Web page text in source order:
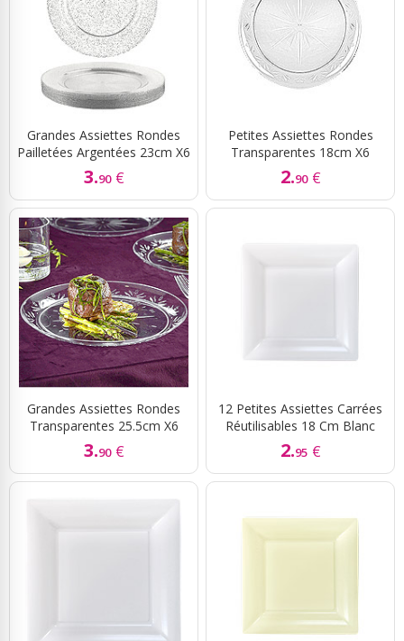
Grandes Assiettes Rondes
Pailletées Argentées 23cm X6
3.90 €
Petites Assiettes Rondes
Transparentes 18cm X6
2.90 €
Grandes Assiettes Rondes
Transparentes 25.5cm X6
3.90 €
12 Petites Assiettes Carrées
Réutilisables 18 Cm Blanc
2.95 €